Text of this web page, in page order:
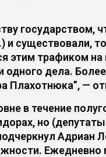
государством,
и существовали,
трафиком на
дела.
Плахотнюка”, —
в течение
но
Адриан
Ежедневно